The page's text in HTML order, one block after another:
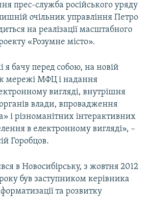
прес-служба російського уряду
очільник управління Петро
на реалізації масштабного
«Розумне місто».
я бачу перед собою, на новій
мережі МФЦ і надання
вигляді, внутрішня
влади, впровадження
і різноманітних інтерактивних
в електронному вигляді», –
Горобцов.
в Новосибірську, з жовтня 2012
був заступником керівника
та розвитку